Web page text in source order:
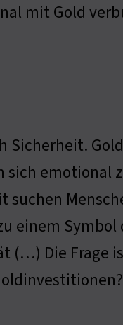
mit Gold
Sicherheit.
sich emotional
einem Symbol
(…) Die Frage